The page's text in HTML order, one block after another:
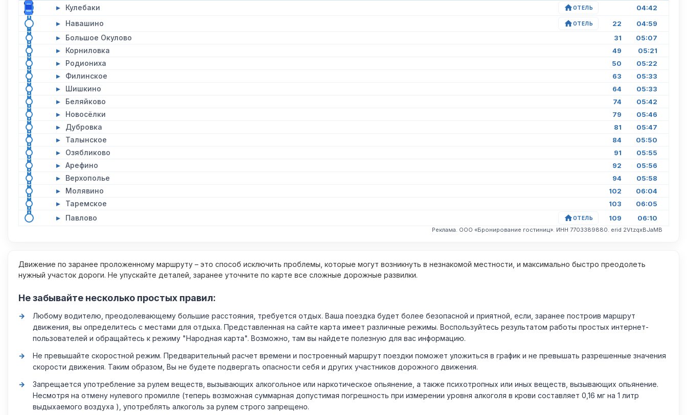
▸ Кулебаки ОТЕЛЬ 04:42
▸ Навашино ОТЕЛЬ 22 04:59
▸ Большое Окулово 31 05:07
▸ Корниловка 49 05:21
▸ Родиониха 50 05:22
▸ Филинское 63 05:33
▸ Шишкино 64 05:33
▸ Беляйково 74 05:42
▸ Новосёлки 79 05:46
▸ Дубровка 81 05:47
▸ Талынское 84 05:50
▸ Озябликово 91 05:55
▸ Арефино 92 05:56
▸ Верхополье 94 05:58
▸ Молявино 102 06:04
▸ Таремское 103 06:05
▸ Павлово ОТЕЛЬ 109 06:10
Реклама. ООО «Бронирование гостиниц». ИНН 7703389880. erid 2VtzqxBJaMB
Движение по заранее проложенному маршруту – это способ исключить проблемы, которые могут возникнуть в незнакомой местности, и максимально быстро преодолеть
нужный участок дороги. Не упускайте деталей, заранее уточните по карте все сложные дорожные развилки.
Не забывайте несколько простых правил:
Любому водителю, преодолевающему большие расстояния, требуется отдых. Ваша поездка будет более безопасной и приятной, если, заранее построив маршрут
движения, вы определитесь с местами для отдыха. Представленная на сайте карта имеет различные режимы. Воспользуйтесь результатом работы простых интернет-
пользователей и обращайтесь к режиму "Народная карта". Возможно, там вы найдете полезную для вас информацию.
Не превышайте скоростной режим. Предварительный расчет времени и построенный маршрут поездки поможет уложиться в график и не превышать разрешенные значения
скорости движения. Таким образом, Вы не будете подвергать опасности себя и других участников дорожного движения.
Запрещается употребление за рулем веществ, вызывающих алкогольное или наркотическое опьянение, а также психотропных или иных веществ, вызывающих опьянение.
Несмотря на отмену нулевого промилле (теперь возможная суммарная допустимая погрешность при измерении уровня алкоголя в крови составляет 0,16 мг на 1 литр
выдыхаемого воздуха ), употреблять алкоголь за рулем строго запрещено.